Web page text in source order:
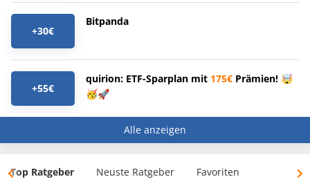
+30€
Bitpanda
+55€
quirion: ETF-Sparplan mit 175€ Prämien! 🤯
🥳🚀
Alle anzeigen
Top Ratgeber Neuste Ratgeber Favoriten